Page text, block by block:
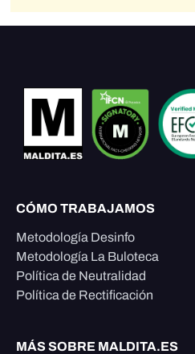
CÓMO TRABAJAMOS
Metodología Desinfo
Metodología La Buloteca
Política de Neutralidad
Política de Rectificación
MÁS SOBRE MALDITA.ES